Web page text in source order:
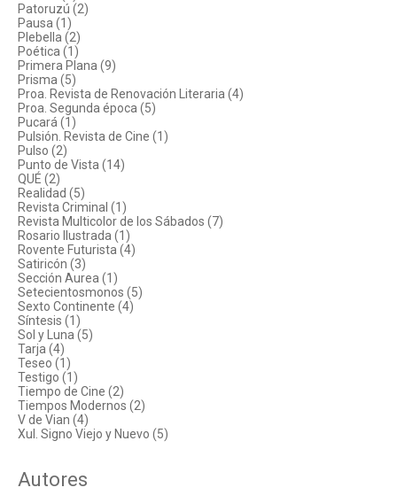
Patoruzú (2)
Pausa (1)
Plebella (2)
Poética (1)
Primera Plana (9)
Prisma (5)
Proa. Revista de Renovación Literaria (4)
Proa. Segunda época (5)
Pucará (1)
Pulsión. Revista de Cine (1)
Pulso (2)
Punto de Vista (14)
QUÉ (2)
Realidad (5)
Revista Criminal (1)
Revista Multicolor de los Sábados (7)
Rosario Ilustrada (1)
Rovente Futurista (4)
Satiricón (3)
Sección Aurea (1)
Setecientosmonos (5)
Sexto Continente (4)
Síntesis (1)
Sol y Luna (5)
Tarja (4)
Teseo (1)
Testigo (1)
Tiempo de Cine (2)
Tiempos Modernos (2)
V de Vian (4)
Xul. Signo Viejo y Nuevo (5)
Autores